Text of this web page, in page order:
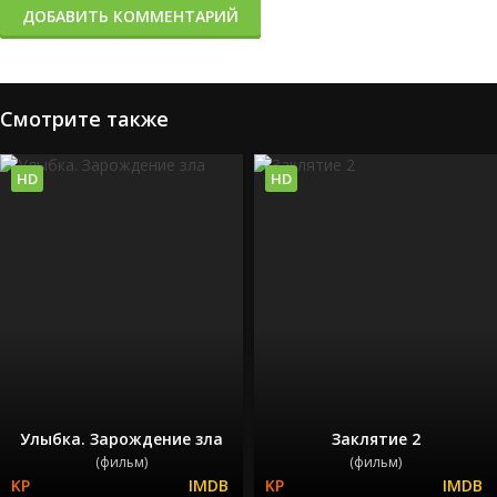
ДОБАВИТЬ КОММЕНТАРИЙ
Смотрите также
Улыбка. Зарождение зла
(фильм)
HD
Заклятие 2
(фильм)
HD